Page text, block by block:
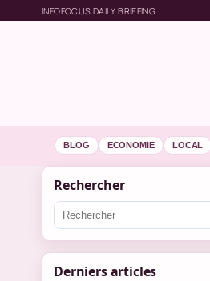
INFOFOCUS DAILY BRIEFING
BLOG ECONOMIE LOCAL
Rechercher
Derniers articles